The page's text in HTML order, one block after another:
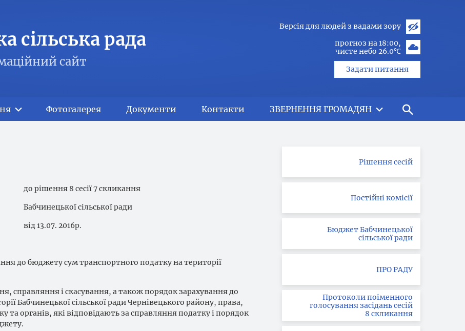
сільська рада
сайт
Версія для людей з вадами зору
прогноз на 18:00
чисте небо 26.0℃
Задати питання
Фотогалерея Документи Контакти ЗВЕРНЕННЯ ГРОМАДЯН
до рішення 8 сесії 7 скликання
Бабчинецької сільської ради
від 13.07. 2016р.
до бюджету сум транспортного податку на території
справляння і скасування, а також порядок зарахування до
Бабчинецької сільської ради Чернівецького району, права,
та органів, які відповідають за справляння податку і порядок
Рішення сесій
Постійні комісії
Бюджет Бабчинецької
сільської ради
ПРО РАДУ
Протоколи поіменного
голосування засідань сесій
8 скликання